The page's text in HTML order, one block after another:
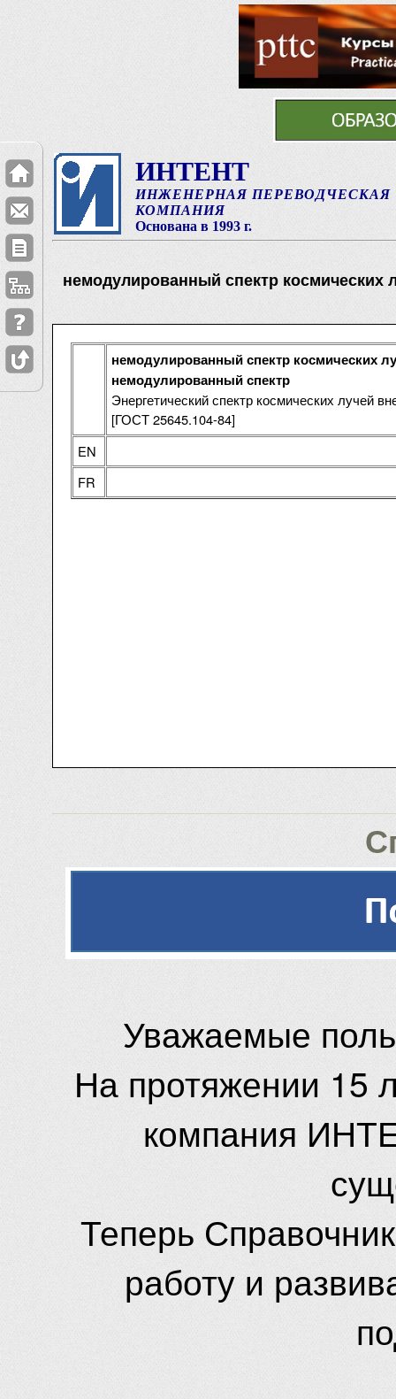
ИНТЕНТ
ИНЖЕНЕРНАЯ ПЕРЕВОДЧЕСКАЯ
КОМПАНИЯ
Основана в 1993 г.
немодулированный спектр космических
немодулированный спектр космических
немодулированный спектр
Энергетический спектр космических лучей
[ГОСТ 25645.104-84]
EN
FR
Уважаемые
На протяжении 15
компания
Теперь
работу и